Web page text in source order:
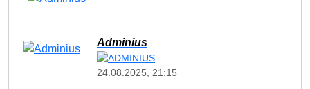
Adminius
24.08.2025, 21:15